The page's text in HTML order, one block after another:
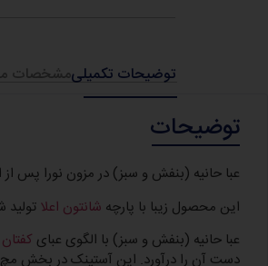
توضیحات تکمیلیمشخصات
توضیحات
عبا حانیه (بنفش و سبز) در مزون نورا پس از
این محصول زیبا با پارچه شانتون اعلا
عبا حانیه (بنفش و سبز) با الگوی عبای کفتان
دست آن را درآورد. این آستینک در بخش مچ